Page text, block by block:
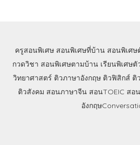
ครูสอนพิเศษ สอนพิเศษที่บ้าน สอนพิเศษ
กวดวิชา สอนพิเศษตามบ้าน เรียนพิเศษตั
วิทยาศาสตร์ ติวภาษาอังกฤษ ติวฟิสิกส์ ติ
ติวสังคม สอนภาษาจีน สอนTOEIC สอ
อังกฤษ